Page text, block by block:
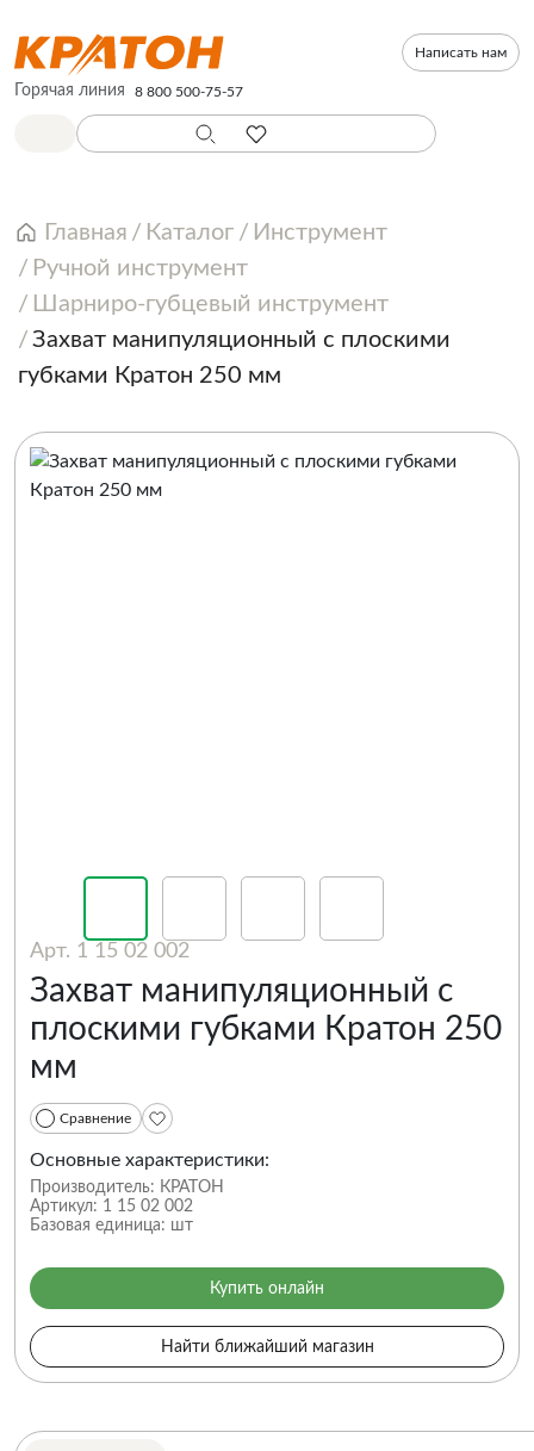
Написать нам
Горячая линия 8 800 500-75-57
Главная Каталог
Инструмент
Ручной инструмент
Шарниро-губцевый инструмент
Захват манипуляционный с плоскими
губками Кратон 250 мм
Арт. 1 15 02 002
Захват манипуляционный с
плоскими губками Кратон 250
мм
Сравнение
Основные характеристики:
Производитель: КРАТОН
Артикул: 1 15 02 002
Базовая единица: шт
Купить онлайн
Найти ближайший магазин